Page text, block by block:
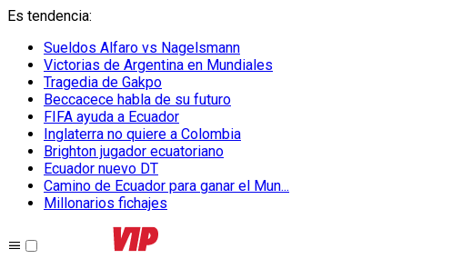
Es tendencia:
Sueldos Alfaro vs Nagelsmann
Victorias de Argentina en Mundiales
Tragedia de Gakpo
Beccacece habla de su futuro
FIFA ayuda a Ecuador
Inglaterra no quiere a Colombia
Brighton jugador ecuatoriano
Ecuador nuevo DT
Camino de Ecuador para ganar el Mun...
Millonarios fichajes